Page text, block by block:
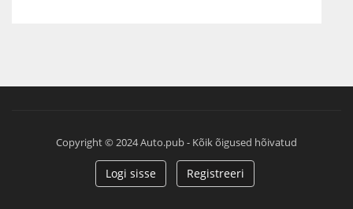
Copyright © 2024 Auto.pub - Kõik õigused hõivatud
Logi sisse Registreeri